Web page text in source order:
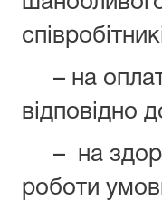
– на
відповідно
– на
роботи